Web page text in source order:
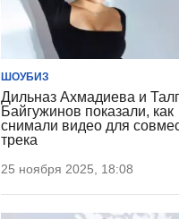
ШОУБИЗ
Дильназ Ахмадиева и
Байгужинов показали, как
снимали видео для
трека
25 ноября 2025, 18:08